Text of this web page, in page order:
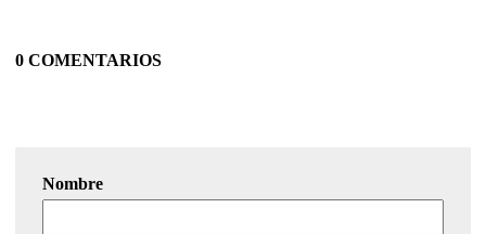
0 COMENTARIOS
Nombre